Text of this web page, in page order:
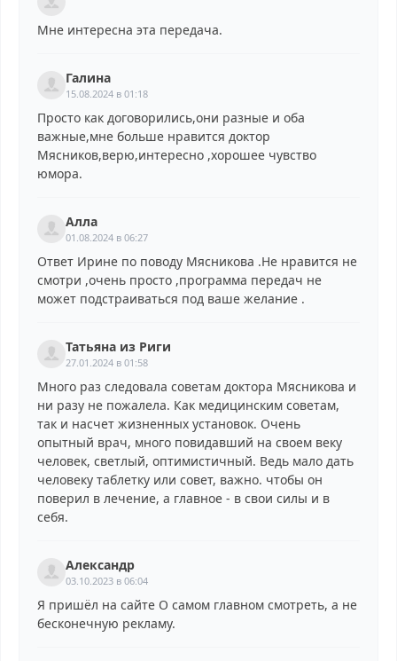
Мне интересна эта передача.
Галина
15.08.2024 в 01:18
Просто как договорились,они разные и оба
важные,мне больше нравится доктор
Мясников,верю,интересно ,хорошее чувство
юмора.
Алла
01.08.2024 в 06:27
Ответ Ирине по поводу Мясникова .Не нравится не
смотри ,очень просто ,программа передач не
может подстраиваться под ваше желание .
Татьяна из Риги
27.01.2024 в 01:58
Много раз следовала советам доктора Мясникова и
ни разу не пожалела. Как медицинским советам,
так и насчет жизненных установок. Очень
опытный врач, много повидавший на своем веку
человек, светлый, оптимистичный. Ведь мало дать
человеку таблетку или совет, важно. чтобы он
поверил в лечение, а главное - в свои силы и в
себя.
Александр
03.10.2023 в 06:04
Я пришёл на сайте О самом главном смотреть, а не
бесконечную рекламу.